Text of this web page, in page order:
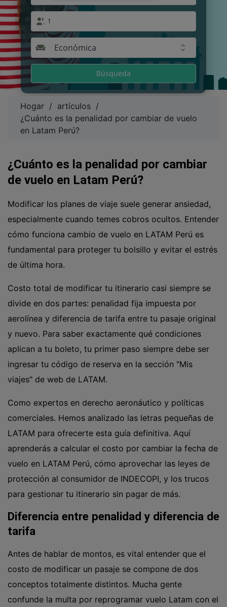
1
Económica
Búsqueda
Hogar / artículos /
¿Cuánto es la penalidad por cambiar de vuelo
en Latam Perú?
¿Cuánto es la penalidad por cambiar
de vuelo en Latam Perú?
Modificar los planes de viaje suele generar ansiedad,
especialmente cuando temes cobros ocultos. Entender
cómo funciona cambio de vuelo en LATAM Perú es
fundamental para proteger tu bolsillo y evitar el estrés
de última hora.
Costo total de modificar tu itinerario casi siempre se
divide en dos partes: penalidad fija impuesta por
aerolínea y diferencia de tarifa entre tu pasaje original
y nuevo. Para saber exactamente qué condiciones
aplican a tu boleto, tu primer paso siempre debe ser
ingresar tu código de reserva en la sección "Mis
viajes" de web de LATAM.
Como expertos en derecho aeronáutico y políticas
comerciales. Hemos analizado las letras pequeñas de
LATAM para ofrecerte esta guía definitiva. Aquí
aprenderás a calcular el costo por cambiar la fecha de
vuelo en LATAM Perú, cómo aprovechar las leyes de
protección al consumidor de INDECOPI, y los trucos
para gestionar tu itinerario sin pagar de más.
Diferencia entre penalidad y diferencia de
tarifa
Antes de hablar de montos, es vital entender que el
costo de modificar un pasaje se compone de dos
conceptos totalmente distintos. Mucha gente
confunde la multa por reprogramar vuelo Latam con el